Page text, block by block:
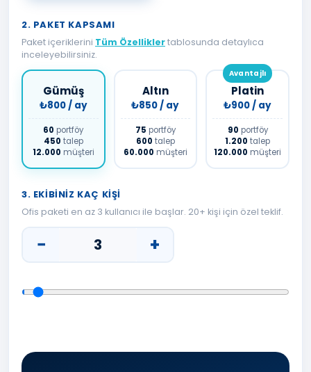
2. PAKET KAPSAMI
Paket içeriklerini Tüm Özelliklertablosunda detaylıca
inceleyebilirsiniz.
Gümüş
₺800 / ay
60 portföy
450 talep
12.000 müşteri
Altın
₺850 / ay
75 portföy
600 talep
60.000 müşteri
Avantajlı
Platin
₺900 / ay
90 portföy
1.200 talep
120.000 müşteri
3. EKIBINIZ KAÇ KIŞI
Ofis paketi en az 3 kullanıcı ile başlar. 20+ kişi için özel teklif.
− +